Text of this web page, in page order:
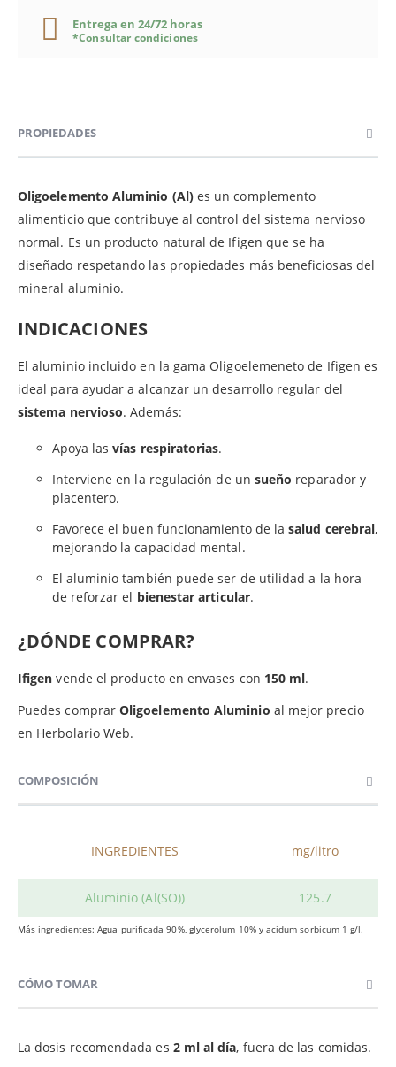
Entrega en 24/72 horas
*Consultar condiciones
PROPIEDADES
Oligoelemento Aluminio (Al) es un complemento
alimenticio que contribuye al control del sistema nervioso
normal. Es un producto natural de Ifigen que se ha
diseñado respetando las propiedades más beneficiosas del
mineral aluminio.
INDICACIONES
El aluminio incluido en la gama Oligoelemeneto de Ifigen es
ideal para ayudar a alcanzar un desarrollo regular del
sistema nervioso. Además:
Apoya lasvías respiratorias.
Interviene en la regulación de un sueño reparador y
placentero.
Favorece el buen funcionamiento de lasalud cerebral,
mejorando la capacidad mental.
El aluminio también puede ser de utilidad a la hora
de reforzar el bienestar articular.
¿DÓNDE COMPRAR?
Ifigen vende el producto en envases con 150 ml.
Puedes comprarOligoelemento Aluminio al mejor precio
en Herbolario Web.
COMPOSICIÓN
INGREDIENTES mg/litro
Aluminio (Al(SO)) 125.7
Más ingredientes: Agua purificada 90%, glycerolum 10% y acidum sorbicum 1 g/l.
CÓMO TOMAR
La dosis recomendada es 2 ml al día, fuera de las comidas.